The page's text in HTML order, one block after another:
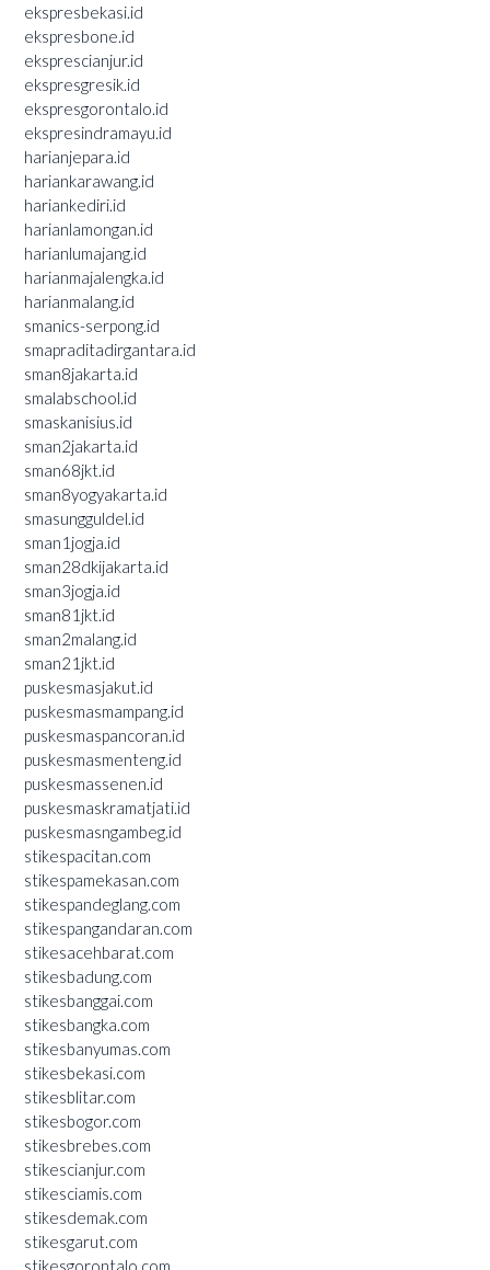
ekspresbekasi.id
ekspresbone.id
eksprescianjur.id
ekspresgresik.id
ekspresgorontalo.id
ekspresindramayu.id
harianjepara.id
hariankarawang.id
hariankediri.id
harianlamongan.id
harianlumajang.id
harianmajalengka.id
harianmalang.id
smanics-serpong.id
smapraditadirgantara.id
sman8jakarta.id
smalabschool.id
smaskanisius.id
sman2jakarta.id
sman68jkt.id
sman8yogyakarta.id
smasungguldel.id
sman1jogja.id
sman28dkijakarta.id
sman3jogja.id
sman81jkt.id
sman2malang.id
sman21jkt.id
puskesmasjakut.id
puskesmasmampang.id
puskesmaspancoran.id
puskesmasmenteng.id
puskesmassenen.id
puskesmaskramatjati.id
puskesmasngambeg.id
stikespacitan.com
stikespamekasan.com
stikespandeglang.com
stikespangandaran.com
stikesacehbarat.com
stikesbadung.com
stikesbanggai.com
stikesbangka.com
stikesbanyumas.com
stikesbekasi.com
stikesblitar.com
stikesbogor.com
stikesbrebes.com
stikescianjur.com
stikesciamis.com
stikesdemak.com
stikesgarut.com
stikesgorontalo.com